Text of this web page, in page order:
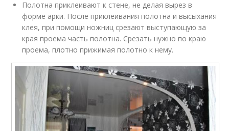
Полотна приклеивают к стене, не делая вырез в
форме арки. После приклеивания полотна и высыхания
клея, при помощи ножниц срезают выступающую за
края проема часть полотна. Срезать нужно по краю
проема, плотно прижимая полотно к нему.